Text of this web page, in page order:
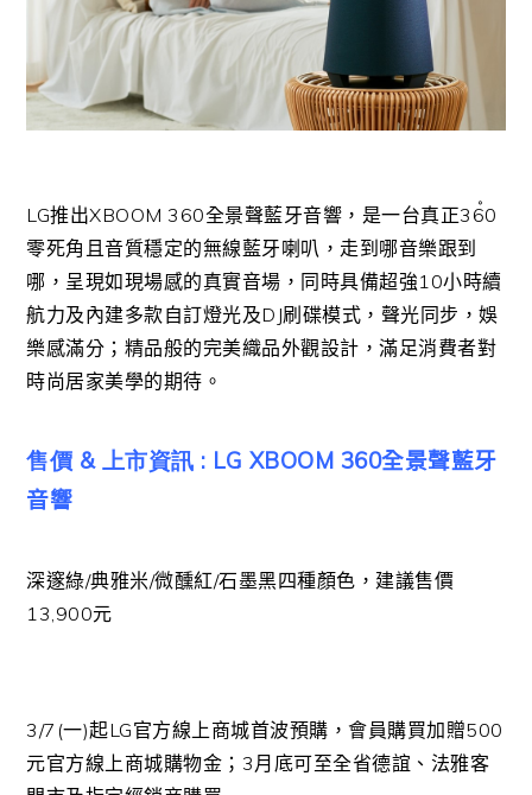
LG推出XBOOM 360全景聲藍牙音響，是一台真正360
零死角且音質穩定的無線藍牙喇叭，走到哪音樂跟到
哪，呈現如現場感的真實音場，同時具備超強10小時續
航力及內建多款自訂燈光及DJ刷碟模式，聲光同步，娛
樂感滿分；精品般的完美織品外觀設計，滿足消費者對
時尚居家美學的期待。
售價 & 上市資訊 : LG XBOOM 360全景聲藍牙
音響
深邃綠/典雅米/微醺紅/石墨黑四種顏色，建議售價
13,900元
3/7(一)起LG官方線上商城首波預購，會員購買加贈500
元官方線上商城購物金； 3 月底可至全省德誼、法雅客